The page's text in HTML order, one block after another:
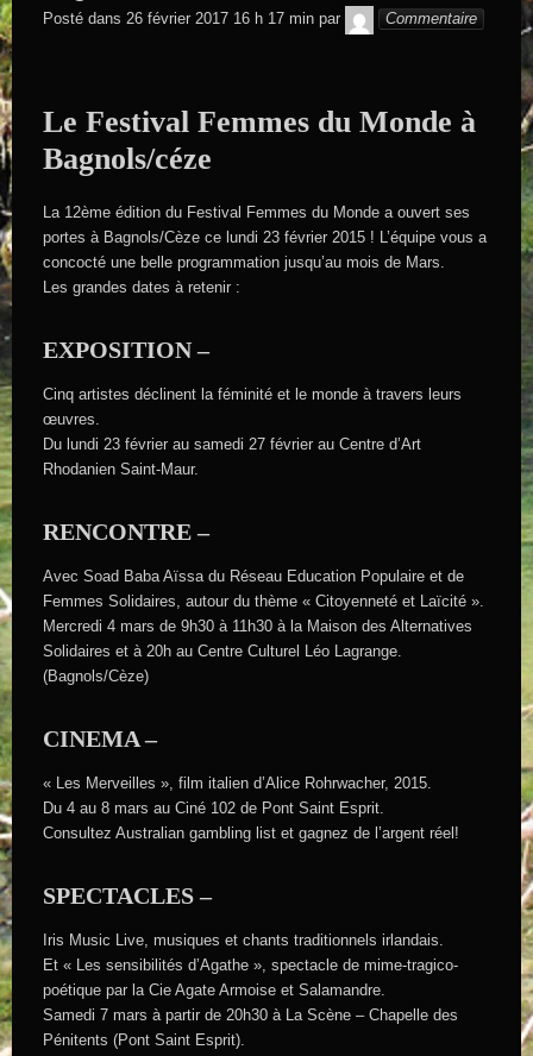
Posté dans 26 février 2017 16 h 17 min par
GEGE DE
SAINTAND
Commentaire
Le Festival Femmes du Monde à
Bagnols/céze
La 12ème édition du Festival Femmes du Monde a ouvert ses
portes à Bagnols/Cèze ce lundi 23 février 2015 ! L’équipe vous a
concocté une belle programmation jusqu’au mois de Mars.
Les grandes dates à retenir :
EXPOSITION –
Cinq artistes déclinent la féminité et le monde à travers leurs
œuvres.
Du lundi 23 février au samedi 27 février au Centre d’Art
Rhodanien Saint-Maur.
RENCONTRE –
Avec Soad Baba Aïssa du Réseau Education Populaire et de
Femmes Solidaires, autour du thème « Citoyenneté et Laïcité ».
Mercredi 4 mars de 9h30 à 11h30 à la Maison des Alternatives
Solidaires et à 20h au Centre Culturel Léo Lagrange.
(Bagnols/Cèze)
CINEMA –
« Les Merveilles », film italien d’Alice Rohrwacher, 2015.
Du 4 au 8 mars au Ciné 102 de Pont Saint Esprit.
Consultez Australian gambling list et gagnez de l’argent réel!
SPECTACLES –
Iris Music Live, musiques et chants traditionnels irlandais.
Et « Les sensibilités d’Agathe », spectacle de mime-tragico-
poétique par la Cie Agate Armoise et Salamandre.
Samedi 7 mars à partir de 20h30 à La Scène – Chapelle des
Pénitents (Pont Saint Esprit).